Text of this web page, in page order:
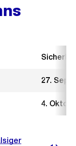
27.
4.